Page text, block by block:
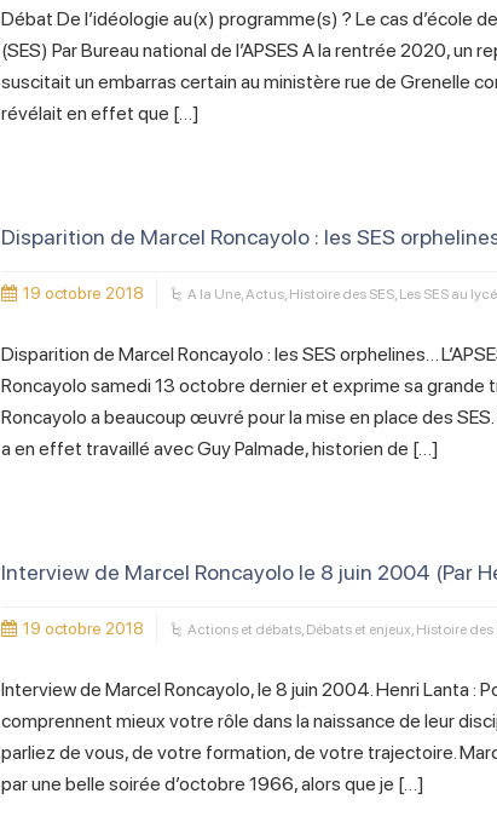
Débat De l’idéologie au(x) programme(s) ? Le cas d’école
(SES) Par Bureau national de l’APSES A la rentrée 2020, un
suscitait un embarras certain au ministère rue de Grenelle
révélait en effet que […]
Disparition de Marcel Roncayolo : les SES
19 octobre 2018 A la Une,Actus, Histoire des SES, Les SES au
Disparition de Marcel Roncayolo : les SES orphelines…
Roncayolo samedi 13 octobre dernier et exprime sa grande
Roncayolo a beaucoup œuvré pour la mise en place des
a en effet travaillé avec Guy Palmade, historien de […]
Interview de Marcel Roncayolo le 8 juin 2004 (Par
19 octobre 2018 Actions et débats, Débats et enjeux, Histoire des
Interview de Marcel Roncayolo, le 8 juin 2004. Henri Lanta :
comprennent mieux votre rôle dans la naissance de leur
parliez de vous, de votre formation, de votre trajectoire.
par une belle soirée d’octobre 1966, alors que je […]